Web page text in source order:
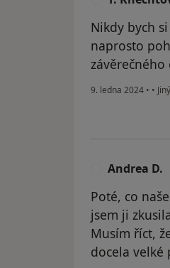
Nikdy bych
naprosto
9. ledna 2024 • • Jiný
Andrea D.
Poté, co
jsem ji
Musím říct,
docela velké